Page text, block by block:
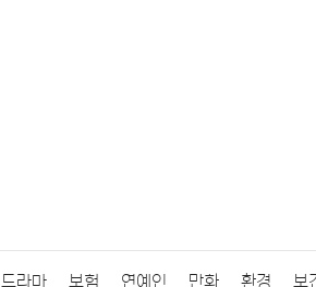
드라마 보험 연예인 만화 환경 보